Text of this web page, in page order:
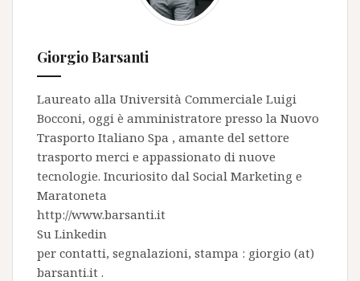
Giorgio Barsanti
Laureato alla Università Commerciale Luigi
Bocconi, oggi è amministratore presso la Nuovo
Trasporto Italiano Spa , amante del settore
trasporto merci e appassionato di nuove
tecnologie. Incuriosito dal Social Marketing e
Maratoneta
http://www.barsanti.it
Su Linkedin
per contatti, segnalazioni, stampa : giorgio (at)
barsanti.it .